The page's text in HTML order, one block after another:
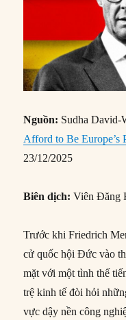
Nguồn: Sudha David-
Afford to Be Europe’s
23/12/2025
Biên dịch:Viên Đăng
Trước khi Friedrich
cử quốc hội Đức vào
mặt với một tình thế
trệ kinh tế đòi hỏi
vực dậy nền công